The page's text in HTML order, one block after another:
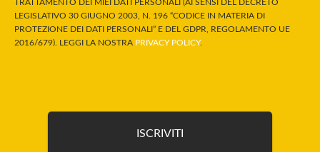
TRATTAMENTO DEI MIEI DATI PERSONALI (AI SENSI DEL DECRETO
LEGISLATIVO 30 GIUGNO 2003, N. 196 “CODICE IN MATERIA DI
PROTEZIONE DEI DATI PERSONALI” E DEL GDPR, REGOLAMENTO UE
2016/679). LEGGI LA NOSTRA PRIVACY POLICY.